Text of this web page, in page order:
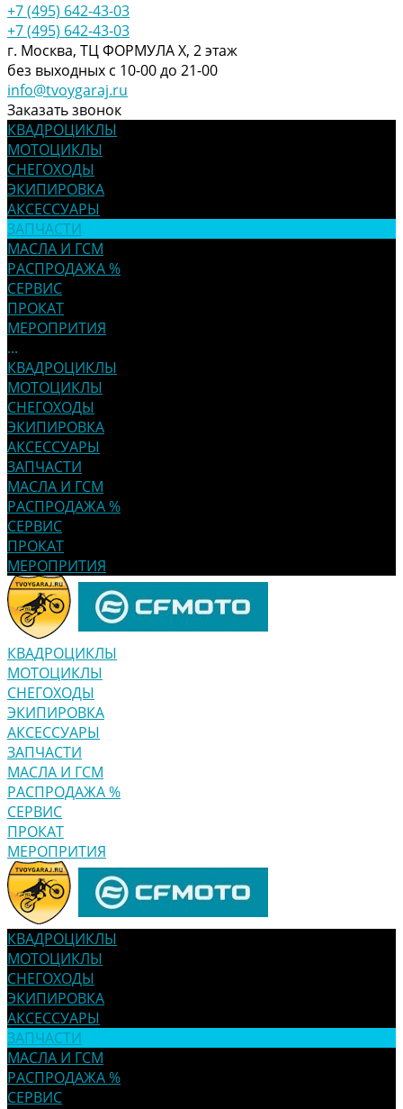
+7 (495) 642-43-03
+7 (495) 642-43-03
г. Москва, ТЦ ФОРМУЛА Х, 2 этаж
без выходных с 10-00 до 21-00
info@tvoygaraj.ru
Заказать звонок
КВАДРОЦИКЛЫ
МОТОЦИКЛЫ
СНЕГОХОДЫ
ЭКИПИРОВКА
АКСЕССУАРЫ
ЗАПЧАСТИ
МАСЛА И ГСМ
РАСПРОДАЖА %
СЕРВИС
ПРОКАТ
МЕРОПРИТИЯ
...
КВАДРОЦИКЛЫ
МОТОЦИКЛЫ
СНЕГОХОДЫ
ЭКИПИРОВКА
АКСЕССУАРЫ
ЗАПЧАСТИ
МАСЛА И ГСМ
РАСПРОДАЖА %
СЕРВИС
ПРОКАТ
МЕРОПРИТИЯ
КВАДРОЦИКЛЫ
МОТОЦИКЛЫ
СНЕГОХОДЫ
ЭКИПИРОВКА
АКСЕССУАРЫ
ЗАПЧАСТИ
МАСЛА И ГСМ
РАСПРОДАЖА %
СЕРВИС
ПРОКАТ
МЕРОПРИТИЯ
КВАДРОЦИКЛЫ
МОТОЦИКЛЫ
СНЕГОХОДЫ
ЭКИПИРОВКА
АКСЕССУАРЫ
ЗАПЧАСТИ
МАСЛА И ГСМ
РАСПРОДАЖА %
СЕРВИС